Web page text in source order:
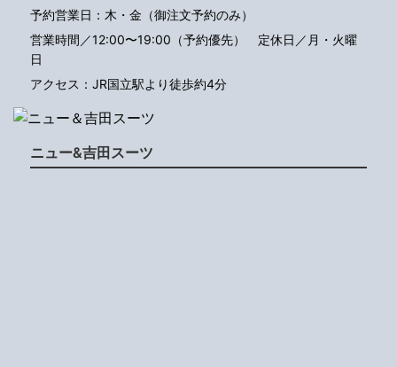
予約営業日：木・金（御注文予約のみ）
営業時間／12:00〜19:00（予約優先） 定休日／月・火曜
日
アクセス：JR国立駅より徒歩約4分
ニュー&吉田スーツ